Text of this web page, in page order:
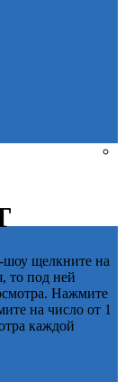
шоу щелкните на
то под ней
Нажмите
на число от 1
каждой